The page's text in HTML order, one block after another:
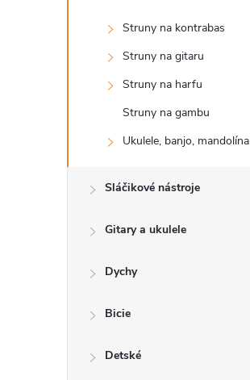
Struny na kontrabas
Struny na gitaru
Struny na harfu
Struny na gambu
Ukulele, banjo, mandolína
Sláčikové nástroje
Gitary a ukulele
Dychy
Bicie
Detské